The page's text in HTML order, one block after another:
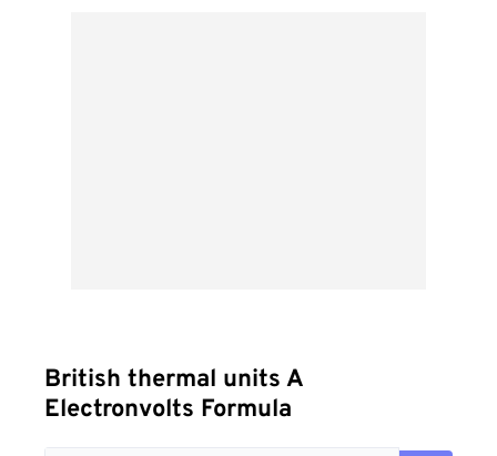
British thermal units A
Electronvolts Formula